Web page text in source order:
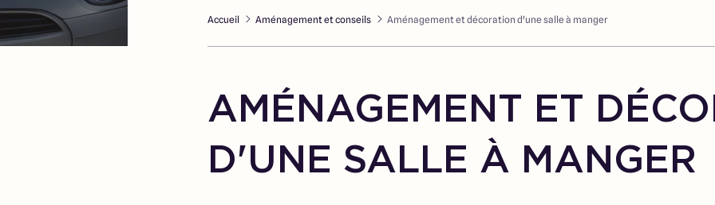
Accueil Aménagement et conseils Aménagement et décoration d'une salle à manger
AMÉNAGEMENT ET
D'UNE SALLE À MANGER